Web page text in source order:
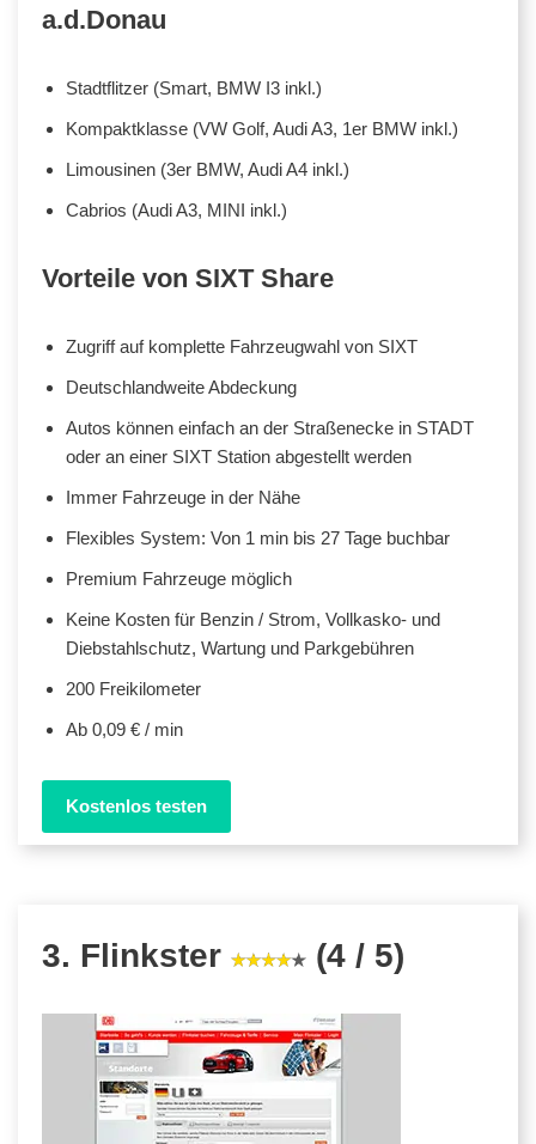
a.d.Donau
Stadtflitzer (Smart, BMW I3 inkl.)
Kompaktklasse (VW Golf, Audi A3, 1er BMW inkl.)
Limousinen (3er BMW, Audi A4 inkl.)
Cabrios (Audi A3, MINI inkl.)
Vorteile von SIXT Share
Zugriff auf komplette Fahrzeugwahl von SIXT
Deutschlandweite Abdeckung
Autos können einfach an der Straßenecke in STADT
oder an einer SIXT Station abgestellt werden
Immer Fahrzeuge in der Nähe
Flexibles System: Von 1 min bis 27 Tage buchbar
Premium Fahrzeuge möglich
Keine Kosten für Benzin / Strom, Vollkasko- und
Diebstahlschutz, Wartung und Parkgebühren
200 Freikilometer
Ab 0,09 € / min
Kostenlos testen
3. Flinkster (4 / 5)